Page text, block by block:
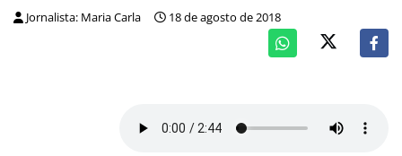
Jornalista: Maria Carla 18 de agosto de 2018